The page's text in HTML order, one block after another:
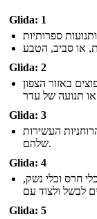
Glida: 1
Glida: 2
באזור הצפון
Glida: 3
העשירות
שלהם.
Glida: 4
חרס וכלי נשק,
Glida: 5